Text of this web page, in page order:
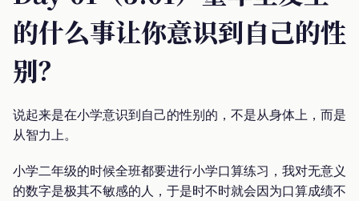
的什么事让你意识到自己的性
别？
说起来是在小学意识到自己的性别的，不是从身体上，而是
从智力上。
小学二年级的时候全班都要进行小学口算练习，我对无意义
的数字是极其不敏感的人，于是时不时就会因为口算成绩不